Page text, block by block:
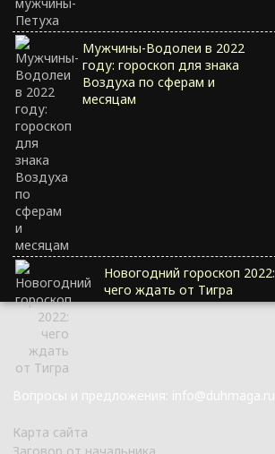
Мужчины-Водолеи в 2022
году: гороскоп для знака
Воздуха по сферам и
месяцам
Новогодний гороскоп 2022:
чего ждать от Тигра
Вопросы и предложения: info@duhmaga.ru
Карта сайта